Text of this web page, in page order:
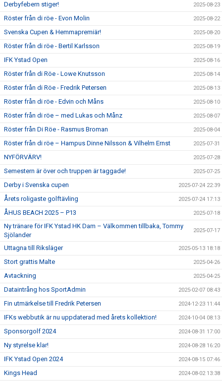
Derbyfebern stiger! 2025-08-23
Röster från di röe - Evon Molin 2025-08-22
Svenska Cupen & Hemmapremiär! 2025-08-20
Röster från di röe - Bertil Karlsson 2025-08-19
IFK Ystad Open 2025-08-16
Röster från di Röe - Lowe Knutsson 2025-08-14
Röster från di Röe - Fredrik Petersen 2025-08-13
Röster från di röe - Edvin och Måns 2025-08-10
Röster från di röe – med Lukas och Månz 2025-08-07
Röster från Di Röe - Rasmus Broman 2025-08-04
Röster från di röe – Hampus Dinne Nilsson & Vilhelm Ernst 2025-07-31
NYFÖRVÄRV! 2025-07-28
Semestern är över och truppen är taggade! 2025-07-25
Derby i Svenska cupen 2025-07-24 22:39
Årets roligaste golftävling 2025-07-24 17:13
ÅHUS BEACH 2025 – P13 2025-07-18
Ny tränare för IFK Ystad HK Dam – Välkommen tillbaka, Tommy
Sjölander
2025-07-17
Uttagna till Riksläger 2025-05-13 18:18
Stort grattis Malte 2025-04-26
Avtackning 2025-04-25
Dataintrång hos SportAdmin 2025-02-07 08:43
Fin utmärkelse till Fredrik Petersen 2024-12-23 11:44
IFKs webbutik är nu uppdaterad med årets kollektion! 2024-10-04 08:13
Sponsorgolf 2024 2024-08-31 17:00
Ny styrelse klar! 2024-08-28 16:20
IFK Ystad Open 2024 2024-08-15 07:46
Kings Head 2024-08-02 13:38